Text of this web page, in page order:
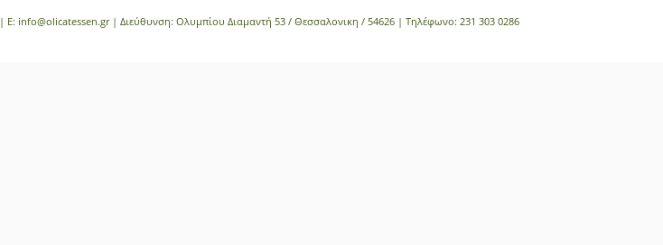
| E: info@olicatessen.gr | Διεύθυνση: Ολυμπίου Διαμαντή 53 / Θεσσαλονικη / 54626 | Τηλέφωνο: 231 303 0286